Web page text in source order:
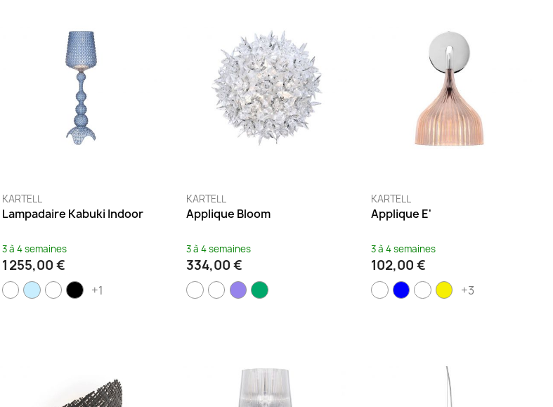
KARTELL
Lampadaire Kabuki Indoor
3 à 4 semaines
1 255,00 €
+1
KARTELL
Applique Bloom
3 à 4 semaines
334,00 €
KARTELL
Applique E'
3 à 4 semaines
102,00 €
+3